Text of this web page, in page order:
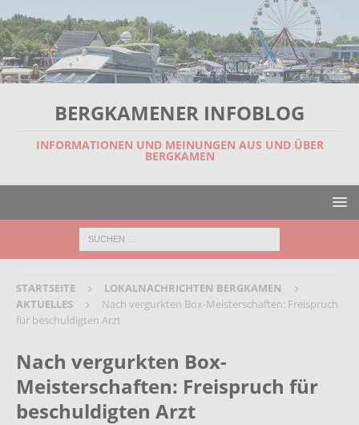
BERGKAMENER INFOBLOG
INFORMATIONEN UND MEINUNGEN AUS UND ÜBER
BERGKAMEN
STARTSEITE
LOKALNACHRICHTEN BERGKAMEN
AKTUELLES
Nach vergurkten Box-Meisterschaften: Freispruch
für beschuldigten Arzt
Nach vergurkten Box-
Meisterschaften: Freispruch für
beschuldigten Arzt